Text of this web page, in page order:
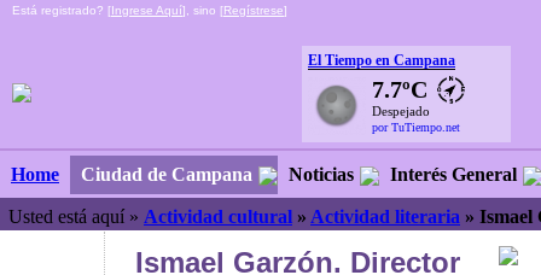
Está registrado? [Ingrese Aquí], sino [Regístrese]
El Tiempo en Campana
7.7ºC
Despejado
por TuTiempo.net
Home Ciudad de Campana Noticias Interés General
Usted está aquí » Actividad cultural » Actividad literaria »
Ismael Garzón. Director